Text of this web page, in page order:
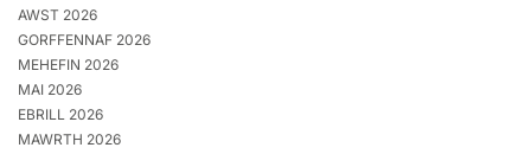
AWST 2026
GORFFENNAF 2026
MEHEFIN 2026
MAI 2026
EBRILL 2026
MAWRTH 2026